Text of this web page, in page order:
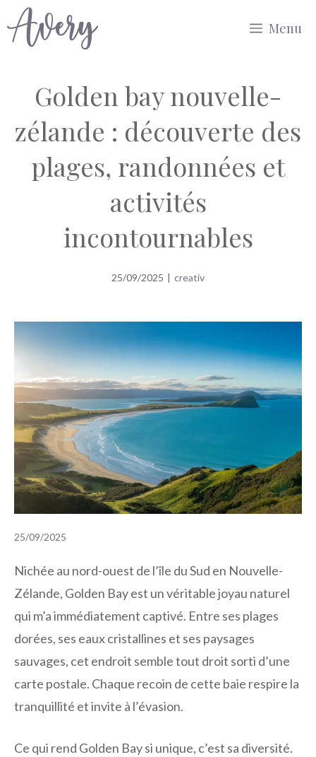
Aller
au
Menu
Golden bay nouvelle-
zélande : découverte des
plages, randonnées et
activités
incontournables
25/09/2025 | creativ
25/09/2025
Nichée au nord-ouest de l’île du Sud en Nouvelle-
Zélande, Golden Bay est un véritable joyau naturel
qui m’a immédiatement captivé. Entre ses plages
dorées, ses eaux cristallines et ses paysages
sauvages, cet endroit semble tout droit sorti d’une
carte postale. Chaque recoin de cette baie respire la
tranquillité et invite à l’évasion.
Ce qui rend Golden Bay si unique, c’est sa diversité.